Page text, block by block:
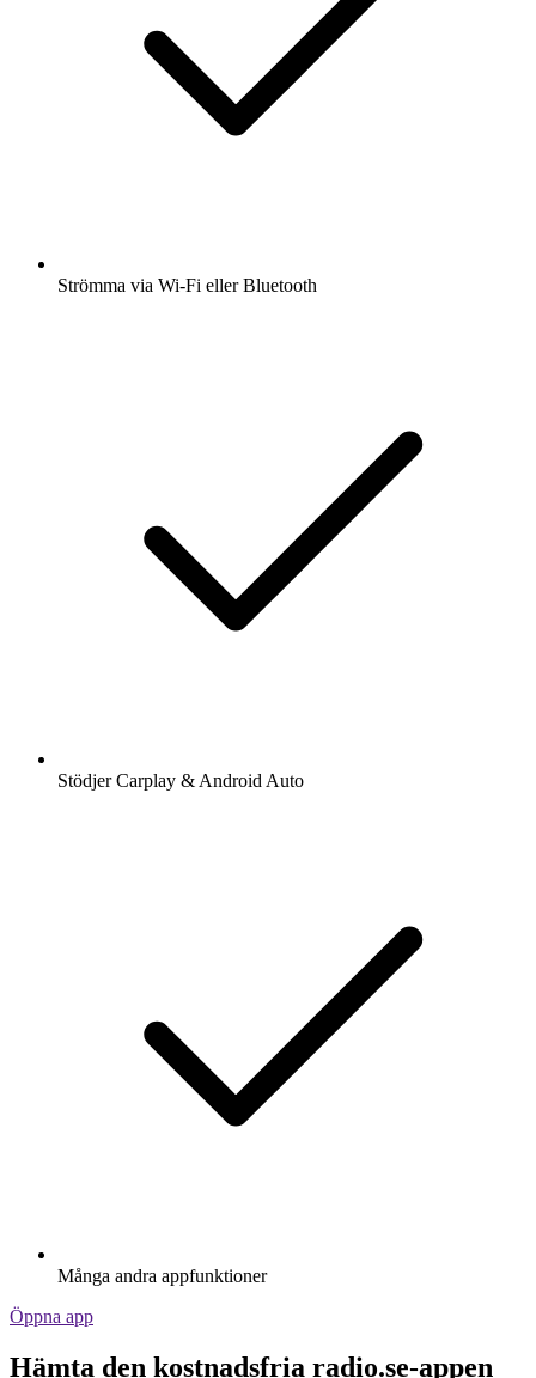
Strömma via Wi-Fi eller Bluetooth
Stödjer Carplay & Android Auto
Många andra appfunktioner
Öppna app
Hämta den kostnadsfria radio.se-appen